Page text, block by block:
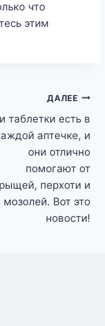
что
этим
ДАЛЕЕ
таблетки есть в
аптечке, и
они отлично
помогают от
перхоти и
мозолей. Вот это
новости!